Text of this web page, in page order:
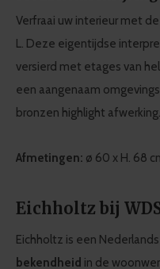
Verfraai uw interieur met
L. Deze eigentijdse
versierd met etages van
een aangenaam
bronzen highlight afwerking.
Afmetingen: ø 60 x H. 68
Eichholtz bij
Eichholtz is een
bekendheid in de